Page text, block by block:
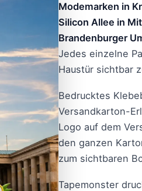
Modemarken in
Silicon Allee in
Brandenburger
Jedes einzelne
Haustür sichtbar
Bedrucktes
Versandkarton-
Logo auf dem
den ganzen
zum sichtbaren
Tapemonster